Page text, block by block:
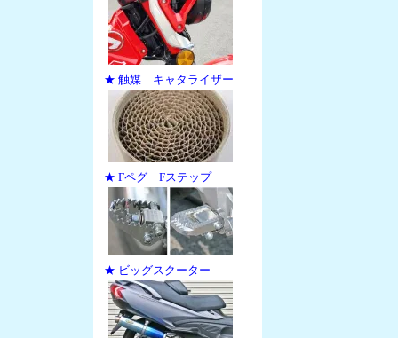
★ 触媒 キャタライザー
★ Fペグ Fステップ
★ ビッグスクーター